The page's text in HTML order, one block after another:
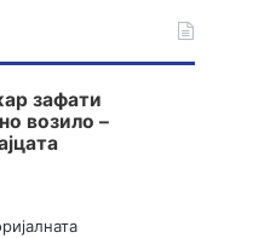
зафати
возило –